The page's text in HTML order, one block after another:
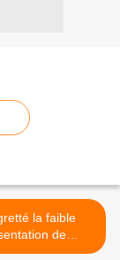
la faible
de
l'opposition à Sibiti" >